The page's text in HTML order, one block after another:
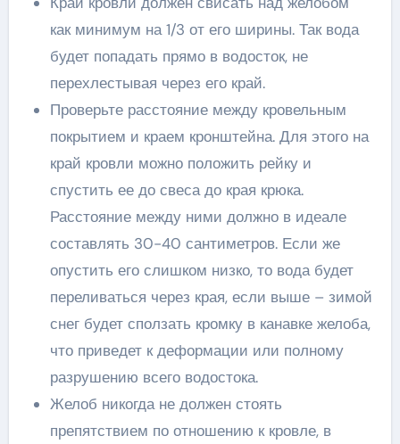
как минимум на 1/3 от его ширины. Так вода
будет попадать прямо в водосток, не
перехлестывая через его край.
Проверьте расстояние между кровельным
покрытием и краем кронштейна. Для этого на
край кровли можно положить рейку и
спустить ее до свеса до края крюка.
Расстояние между ними должно в идеале
составлять 30-40 сантиметров. Если же
опустить его слишком низко, то вода будет
переливаться через края, если выше – зимой
снег будет сползать кромку в канавке желоба,
что приведет к деформации или полному
разрушению всего водостока.
Желоб никогда не должен стоять
препятствием по отношению к кровле, в